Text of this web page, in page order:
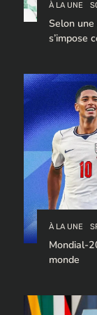
À LA UNE
Selon
s’impose
À LA UNE
Mondial-
monde